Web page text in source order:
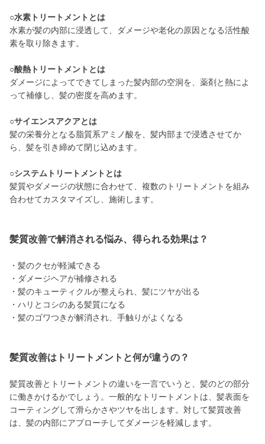
○水素トリートメントとは
水素が髪の内部に浸透して、ダメージや老化の原因となる活性酸
素を取り除きます。
○酸熱トリートメントとは
ダメージによってできてしまった髪内部の空洞を、薬剤と熱によ
って補修し、髪の密度を高めます。
○サイエンスアクアとは
髪の栄養分となる脂質系アミノ酸を、髪内部まで浸透させてか
ら、髪を引き締めて閉じ込めます。
○システムトリートメントとは
髪質やダメージの状態に合わせて、複数のトリートメントを組み
合わせてカスタマイズし、施術します。
髪質改善で解消される悩み、得られる効果は？
・髪のクセが軽減できる
・ダメージヘアが補修される
・髪のキューティクルが整えられ、髪にツヤが出る
・ハリとコシのある髪質になる
・髪のゴワつきが解消され、手触りがよくなる
髪質改善はトリートメントと何が違うの？
髪質改善とトリートメントの違いを一言でいうと、髪のどの部分
に働きかけるかでしょう。一般的なトリートメントは、髪表面を
コーティングして滑らかさやツヤを出します。対して髪質改善
は、髪の内部にアプローチしてダメージを軽減します。